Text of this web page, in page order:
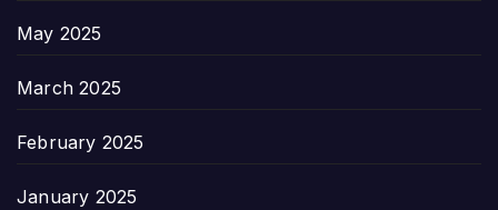
May 2025
March 2025
February 2025
January 2025